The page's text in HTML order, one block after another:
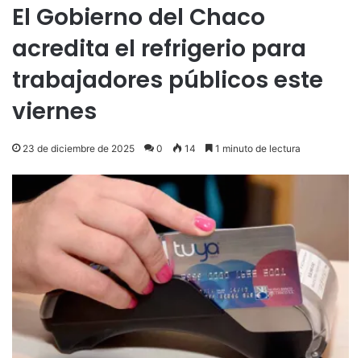
El Gobierno del Chaco
acredita el refrigerio para
trabajadores públicos este
viernes
23 de diciembre de 2025 0 14 1 minuto de lectura